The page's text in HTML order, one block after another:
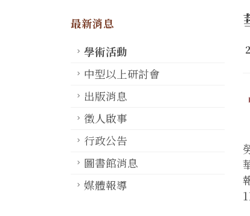
最新消息
學術活動
中型以上研討會
出版消息
徵人啟事
行政公告
圖書館消息
媒體報導